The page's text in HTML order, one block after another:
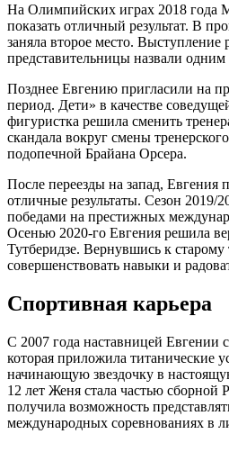
На Олимпийских играх 2018 года
показать отличный результат. В
заняла второе место. Выступление
представительницы назвали
Позднее Евгению пригласили на
период. Дети» в качестве
фигуристка решила сменить
скандала вокруг смены
подопечной Брайана Орсера.
После переезды на запад, Евгения
отличные результаты. Сезон 2019/
победами на престижных
Осенью 2020-го Евгения решила
Тутберидзе. Вернувшись к
совершенствовать навыки и
Спортивная карьера
С 2007 года наставницей Евгении
которая приложила титанические
начинающую звездочку в
12 лет Женя стала частью сборной
получила возможность
международных соревнованиях в